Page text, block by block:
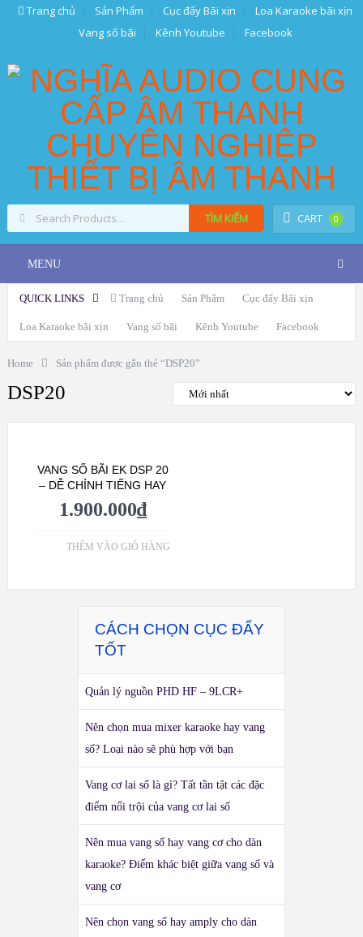
Trang chủ Sản Phẩm Cục đẩy Bãi xịn
Loa Karaoke bãi xịn
Vang số bãi
Kênh Youtube Facebook
CART 0
TÌM KIẾM
MENU
QUICK LINKS Trang chủ Sản Phẩm Cục đẩy Bãi xịn
Loa Karaoke bãi xịn Vang số bãi Kênh Youtube Facebook
Home Sản phẩm được gắn thẻ “DSP20”
DSP20
VANG SỐ BÃI EK DSP 20
– DỄ CHỈNH TIẾNG HAY
1.900.000₫
THÊM VÀO GIỎ HÀNG
CÁCH CHỌN CỤC ĐẨY
TỐT
Quản lý nguồn PHD HF – 9LCR+
Nên chọn mua mixer karaoke hay vang
số? Loại nào sẽ phù hợp với bạn
Vang cơ lai số là gì? Tất tần tật các đặc
điểm nổi trội của vang cơ lai số
Nên mua vang số hay vang cơ cho dàn
karaoke? Điểm khác biệt giữa vang số và
vang cơ
Nên chọn vang số hay amply cho dàn